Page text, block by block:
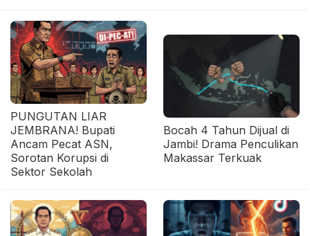
PUNGUTAN LIAR
JEMBRANA! Bupati
Ancam Pecat ASN,
Sorotan Korupsi di
Sektor Sekolah
Bocah 4 Tahun Dijual di
Jambi! Drama Penculikan
Makassar Terkuak